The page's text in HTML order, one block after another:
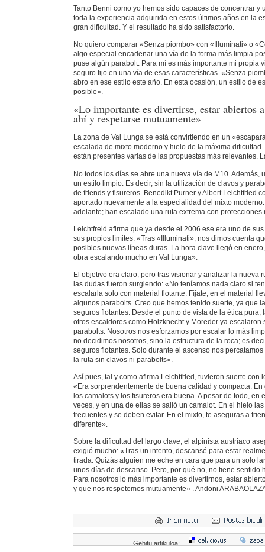
Tanto Benni como yo hemos sido capaces de concentrar y
toda la experiencia adquirida en estos últimos años en la
gran dificultad. Y el resultado ha sido satisfactorio.
No quiero comparar «Senza piombo» con «Illuminati» o
algo especial encadenar una vía de la forma más limpia
puse algún parabolt. Para mí es más importante mi propia
seguro fijo en una vía de esas características. «Senza
abro en ese estilo este año. En esta ocasión, un estilo de
posible».
«Lo importante es divertirse, estar abiertos
ahí y respetarse mutuamente»
La zona de Val Lunga se está convirtiendo en un
escalada de mixto moderno y hielo de la máxima
están presentes varias de las propuestas más relevantes.
No todos los días se abre una nueva vía de M10. Además,
un estilo limpio. Es decir, sin la utilización de clavos y
de friends y fisureros. Benedikt Purner y Albert Leichtfried
aportado nuevamente a la especialidad del mixto
adelante; han escalado una ruta extrema con protecciones
Leichtfreid afirma que ya desde el 2006 ese era uno de
sus propios límites: «Tras «Illuminati», nos dimos cuenta
posibles nuevas líneas duras. La hora clave llegó en
obra escalando mucho en Val Lunga».
El objetivo era claro, pero tras visionar y analizar la nueva
las dudas fueron surgiendo: «No teníamos nada claro si
escalarla solo con material flotante. Fíjate, en el material
algunos parabolts. Creo que hemos tenido suerte, ya que
seguros flotantes. Desde el punto de vista de la ética pura,
otros escaldores como Holzknecht y Moreder ya escalaron
parabolts. Nosotros nos esforzamos por escalar lo más
no decidimos nosotros, sino la estructura de la roca; es
seguros flotantes. Solo durante el ascenso nos
la ruta sin clavos ni parabolts».
Así pues, tal y como afirma Leichtfried, tuvieron suerte con
«Era sorprendentemente de buena calidad y compacta.
los camalots y los fisureros era buena. A pesar de todo, en
veces, y en una de ellas se salió un camalot. En el hielo
frecuentes y se deben evitar. En el mixto, te aseguras a
diferente».
Sobre la dificultad del largo clave, el alpinista austriaco
exigió mucho: «Tras un intento, descansé para estar
tirada. Quizás alguien me eche en cara que para un solo
unos días de descanso. Pero, por qué no, no tiene sentido
Para nosotros lo más importante es divertirnos, estar
y que nos respetemos mutuamente» . Andoni
Gehitu artikuloa: